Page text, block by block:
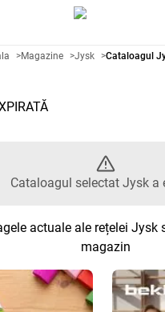
>Magazine >Jysk >Cataloagul
Cataloagul selectat Jysk a
actuale ale rețelei Jysk
magazin